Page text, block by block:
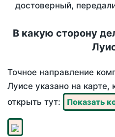
достоверный,
В какую сторону
Точное направление
Луисе указано на
открыть тут:
Показать